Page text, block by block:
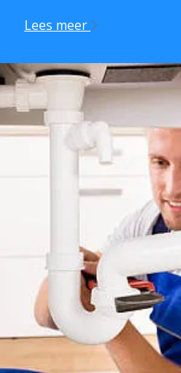
Lees meer